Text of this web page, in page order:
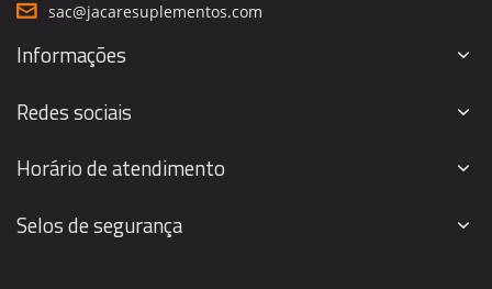
sac@jacaresuplementos.com
Informações
Redes sociais
Horário de atendimento
Selos de segurança